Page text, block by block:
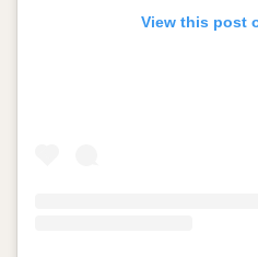
View this post